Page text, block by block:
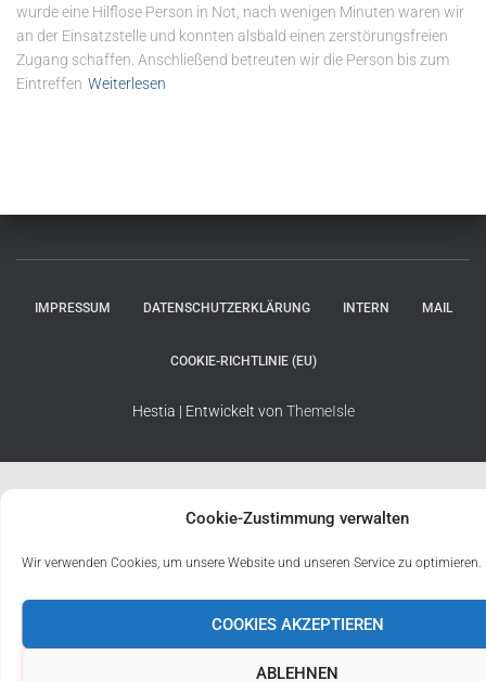
Cookie-Zustimmung verwalten
Wir verwenden Cookies, um unsere Website und unseren Service zu optimieren.
COOKIES AKZEPTIEREN
ABLEHNEN
wurde eine Hilflose Person in Not, nach wenigen Minuten waren wir
an der Einsatzstelle und konnten alsbald einen zerstörungsfreien
Zugang schaffen. Anschließend betreuten wir die Person bis zum
Eintreffen Weiterlesen
IMPRESSUM DATENSCHUTZERKLÄRUNG INTERN MAIL
COOKIE-RICHTLINIE (EU)
Hestia | Entwickelt von ThemeIsle